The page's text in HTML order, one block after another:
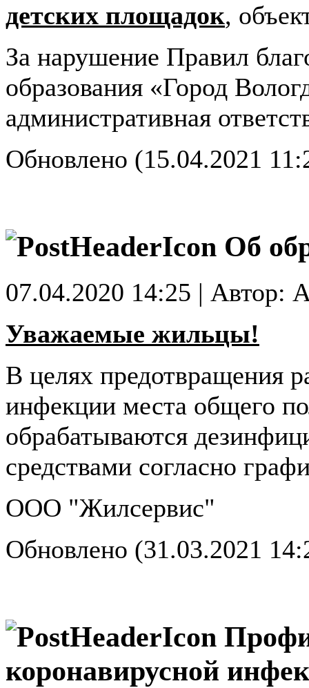
детских площадок,
За нарушение Правил
образования «Город
административная
Обновлено (15.04.2021
Об
07.04.2020 14:25 | Автор:
Уважаемые жильцы!
В целях предотвращения
инфекции места общего
обрабатываются
средствами согласно
ООО "Жилсервис"
Обновлено (31.03.2021
коронавирусной